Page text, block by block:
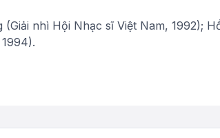
nhì Hội Nhạc sĩ Việt Nam, 1992);